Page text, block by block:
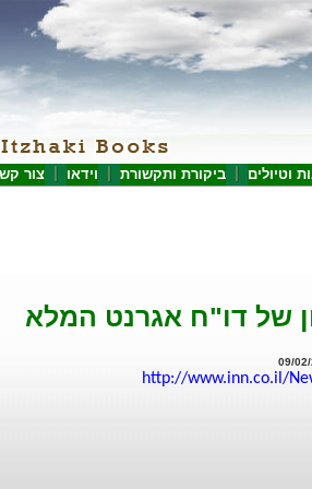
וטיולים ביקורת ותקשורת וידאו צור
של דו"ח אגרנט המלא
http://www.inn.co.il/